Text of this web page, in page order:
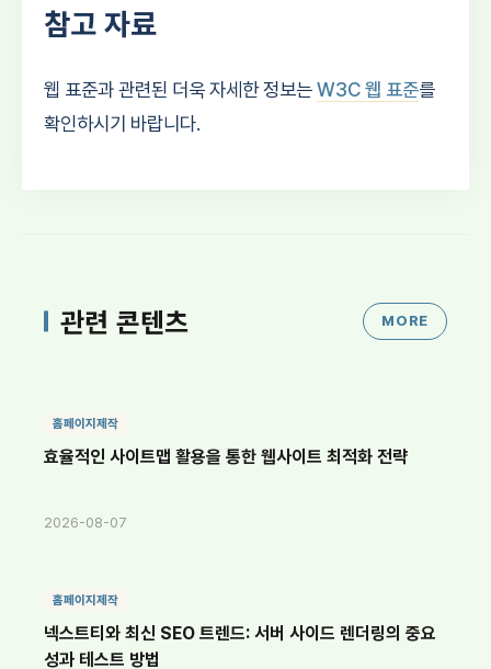
참고 자료
웹 표준과 관련된 더욱 자세한 정보는W3C 웹 표준를
확인하시기 바랍니다.
관련 콘텐츠 MORE
홈페이지제작
효율적인 사이트맵 활용을 통한 웹사이트 최적화 전략
2026-08-07
홈페이지제작
넥스트티와 최신 SEO 트렌드: 서버 사이드 렌더링의 중요
성과 테스트 방법